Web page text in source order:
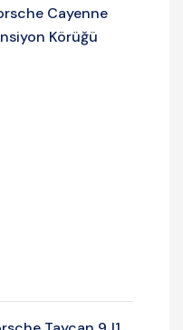
Cayenne
Körüğü